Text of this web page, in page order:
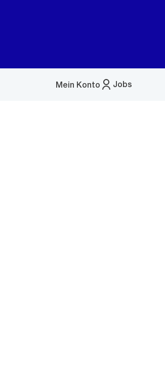
Jobs
Mein Konto
Menü